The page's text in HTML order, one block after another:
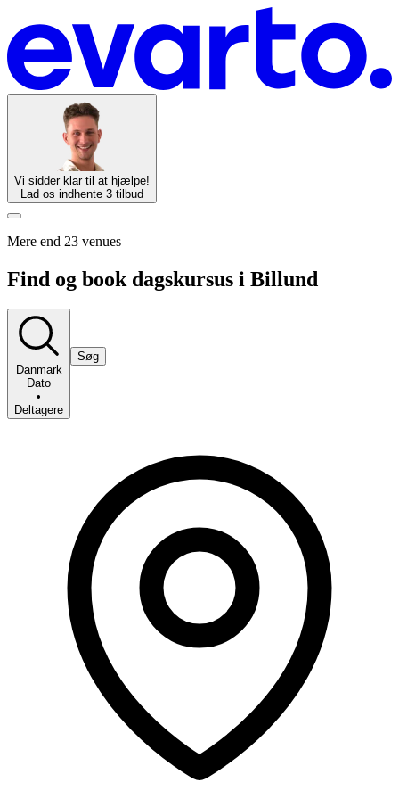
Vi sidder klar til at hjælpe!
Lad os indhente 3 tilbud
Mere end 23 venues
Find og book dagskursus i Billund
Danmark
Dato
•
Deltagere
Søg